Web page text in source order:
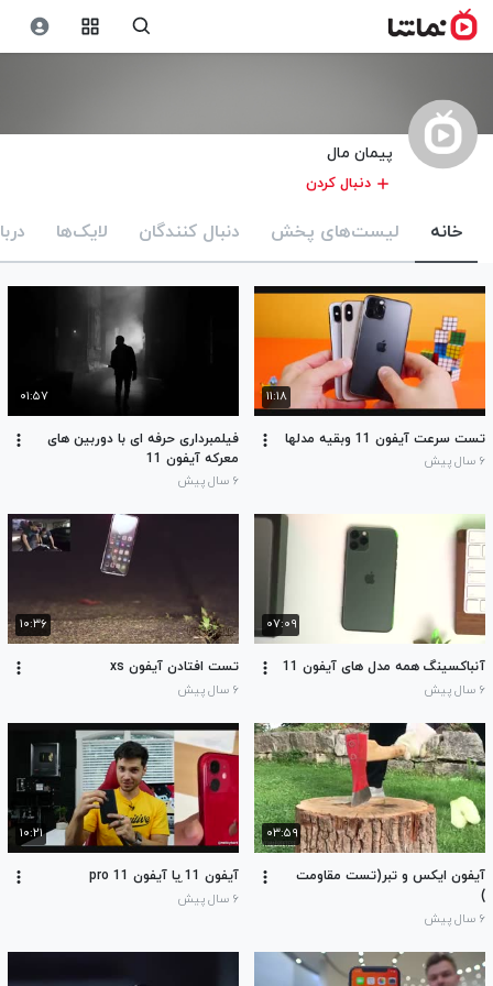
پیمان مال
دنبال کردن
خانه لیست‌های پخش دنبال کنندگان لایک‌ها
۱۱:۱۸
تست سرعت آیفون 11 وبقیه مدلها
۶ سال پیش
۰۱:۵۷
فیلمبرداری حرفه ای با دوربین های
معرکه آیفون 11
۶ سال پیش
۰۷:۰۹
آنباکسینگ همه مدل های آیفون 11
۶ سال پیش
۱۰:۳۶
تست افتادن آیفون xs
۶ سال پیش
۰۳:۵۹
آیفون ایکس و تبر(تست مقاومت
)
۶ سال پیش
۱۰:۲۱
آیفون 11 ِیا آیفون 11 pro
۶ سال پیش